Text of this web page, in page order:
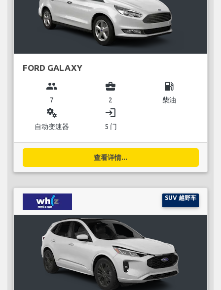
FORD GALAXY
group
7
business_center
2
local_gas_station
柴油
miscellaneous_services
自动变速器
login
5 门
查看详情...
SUV 越野车